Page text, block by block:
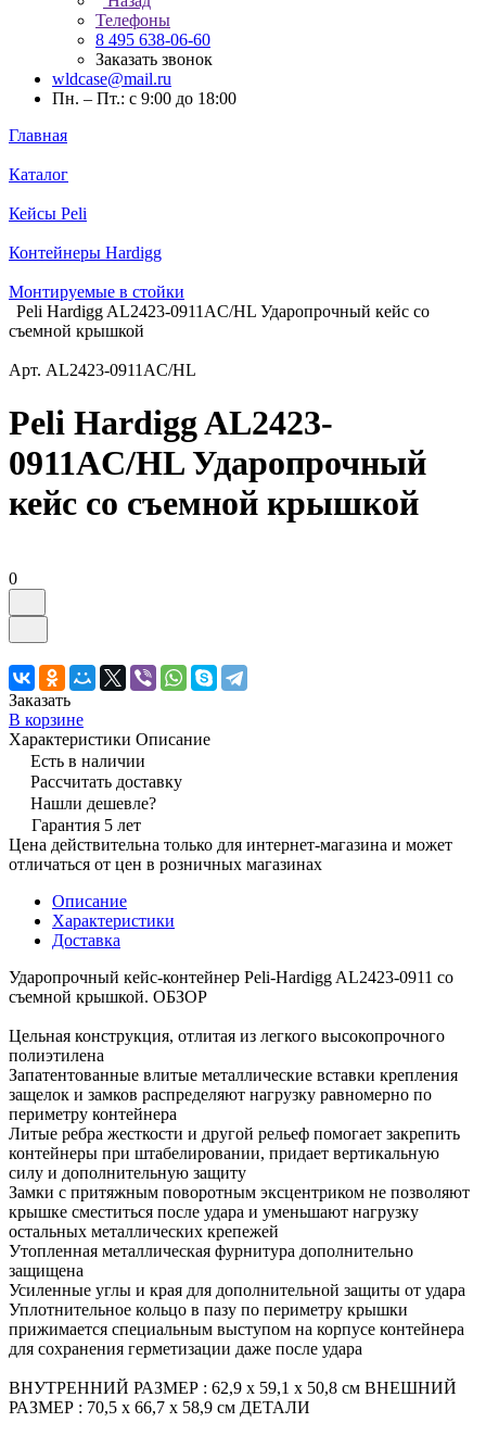
Телефоны
8 495 638-06-60
Заказать звонок
wldcase@mail.ru
Пн. – Пт.: с 9:00 до 18:00
Главная
Каталог
Кейсы Peli
Контейнеры Hardigg
Монтируемые в стойки
Peli Hardigg AL2423-0911AC/HL Ударопрочный кейс со
съемной крышкой
Арт. AL2423-0911AC/HL
Peli Hardigg AL2423-
0911AC/HL Ударопрочный
кейс со съемной крышкой
0
Заказать
В корзине
Характеристики Описание
Есть в наличии
Рассчитать доставку
Нашли дешевле?
Гарантия 5 лет
Цена действительна только для интернет-магазина и может
отличаться от цен в розничных магазинах
Описание
Характеристики
Доставка
Ударопрочный кейс-контейнер Peli-Hardigg AL2423-0911 со
съемной крышкой. ОБЗОР
Цельная конструкция, отлитая из легкого высокопрочного
полиэтилена
Запатентованные влитые металлические вставки крепления
защелок и замков распределяют нагрузку равномерно по
периметру контейнера
Литые ребра жесткости и другой рельеф помогает закрепить
контейнеры при штабелировании, придает вертикальную
силу и дополнительную защиту
Замки с притяжным поворотным эксцентриком не позволяют
крышке сместиться после удара и уменьшают нагрузку
остальных металлических крепежей
Утопленная металлическая фурнитура дополнительно
защищена
Усиленные углы и края для дополнительной защиты от удара
Уплотнительное кольцо в пазу по периметру крышки
прижимается специальным выступом на корпусе контейнера
для сохранения герметизации даже после удара
ВНУТРЕННИЙ РАЗМЕР : 62,9 x 59,1 x 50,8 см ВНЕШНИЙ
РАЗМЕР : 70,5 x 66,7 x 58,9 см ДЕТАЛИ